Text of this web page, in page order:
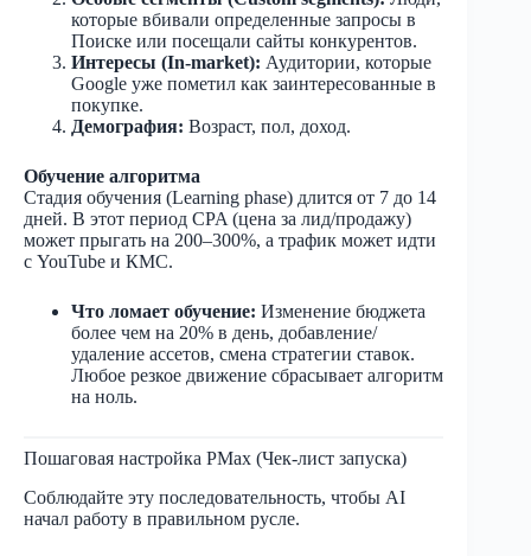
которые вбивали определенные запросы в
Поиске или посещали сайты конкурентов.
Интересы (In-market): Аудитории, которые
Google уже пометил как заинтересованные в
покупке.
Демография: Возраст, пол, доход.
Обучение алгоритма
Стадия обучения (Learning phase) длится от 7 до 14
дней. В этот период CPA (цена за лид/продажу)
может прыгать на 200–300%, а трафик может идти
с YouTube и КМС.
Что ломает обучение: Изменение бюджета
более чем на 20% в день, добавление/
удаление ассетов, смена стратегии ставок.
Любое резкое движение сбрасывает алгоритм
на ноль.
Пошаговая настройка PMax (Чек-лист запуска)
Соблюдайте эту последовательность, чтобы AI
начал работу в правильном русле.